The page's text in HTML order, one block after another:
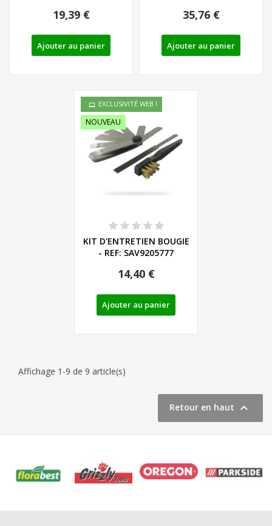
19,39 €
Ajouter au panier
35,76 €
Ajouter au panier
EXCLUSIVITÉ WEB !
NOUVEAU
KIT D'ENTRETIEN BOUGIE
- REF: SAV9205777
14,40 €
Ajouter au panier
Affichage 1-9 de 9 article(s)
Retour en haut 